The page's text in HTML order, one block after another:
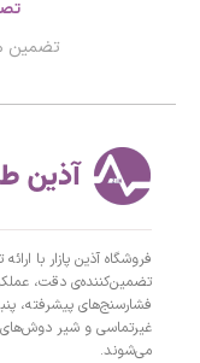
تضمین
فروشگاه آذین پازار با
تضمین‌کننده‌ی دقت،
فشارسنج‌های پیشرفته،
غیرتماسی و شیر
می‌شوند.